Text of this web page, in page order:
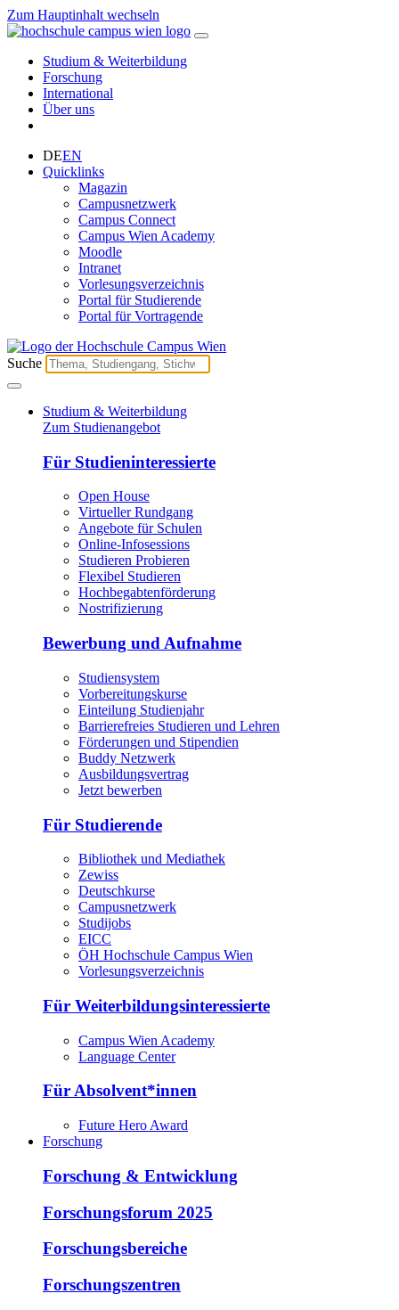
Zum Hauptinhalt wechseln
Studium & Weiterbildung
Forschung
International
Über uns
DEEN
Quicklinks
Magazin
Campusnetzwerk
Campus Connect
Campus Wien Academy
Moodle
Intranet
Vorlesungsverzeichnis
Portal für Studierende
Portal für Vortragende
Suche
Studium & Weiterbildung
Zum Studienangebot
Für Studieninteressierte
Open House
Virtueller Rundgang
Angebote für Schulen
Online-Infosessions
Studieren Probieren
Flexibel Studieren
Hochbegabtenförderung
Nostrifizierung
Bewerbung und Aufnahme
Studiensystem
Vorbereitungskurse
Einteilung Studienjahr
Barrierefreies Studieren und Lehren
Förderungen und Stipendien
Buddy Netzwerk
Ausbildungsvertrag
Jetzt bewerben
Für Studierende
Bibliothek und Mediathek
Zewiss
Deutschkurse
Campusnetzwerk
Studijobs
EICC
ÖH Hochschule Campus Wien
Vorlesungsverzeichnis
Für Weiterbildungsinteressierte
Campus Wien Academy
Language Center
Für Absolvent*innen
Future Hero Award
Forschung
Forschung & Entwicklung
Forschungsforum 2025
Forschungsbereiche
Forschungszentren